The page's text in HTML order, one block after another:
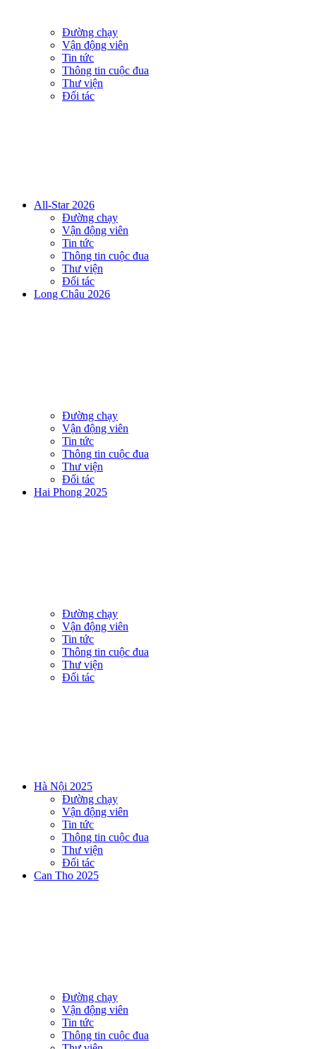
Đường chạy
Vận động viên
Tin tức
Thông tin cuộc đua
Thư viện
Đối tác
All-Star 2026
Đường chạy
Vận động viên
Tin tức
Thông tin cuộc đua
Thư viện
Đối tác
Long Châu 2026
Đường chạy
Vận động viên
Tin tức
Thông tin cuộc đua
Thư viện
Đối tác
Hai Phong 2025
Đường chạy
Vận động viên
Tin tức
Thông tin cuộc đua
Thư viện
Đối tác
Hà Nội 2025
Đường chạy
Vận động viên
Tin tức
Thông tin cuộc đua
Thư viện
Đối tác
Can Tho 2025
Đường chạy
Vận động viên
Tin tức
Thông tin cuộc đua